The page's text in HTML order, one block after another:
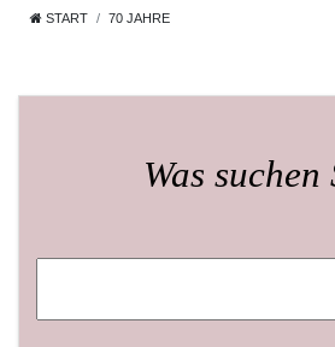
START 70 JAHRE
Was suchen